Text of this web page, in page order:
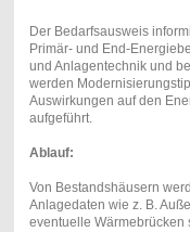
Der Bedarfsausweis
Primär- und End-
und Anlagentechnik und
werden
Auswirkungen auf den
aufgeführt.
Ablauf:
Von Bestandshäusern
Anlagedaten wie z. B.
eventuelle